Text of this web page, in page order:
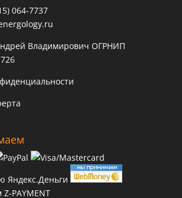
064-7737
Владимирович ОГРНИП